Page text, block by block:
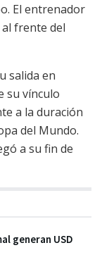
El entrenador
frente del
salida en
su vínculo
a la duración
del Mundo.
a su fin de
generan USD